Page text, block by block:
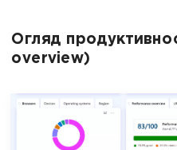
Огляд
overview)